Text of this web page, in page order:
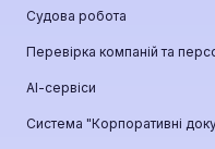
Судова робота
Перевірка компаній та
АІ-сервіси
Система "Корпоративні